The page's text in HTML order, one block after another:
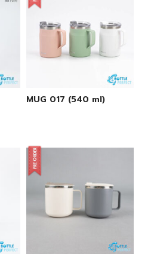
MUG 017 (540 ml)